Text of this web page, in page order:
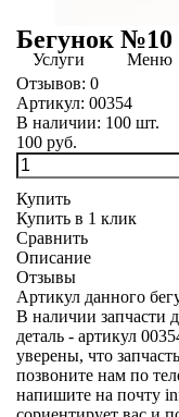
Услуги Меню
Бегунок №10
Отзывов: 0
Артикул: 00354
В наличии: 100 шт.
100 руб.
Купить
Купить в 1 клик
Сравнить
Описание
Отзывы
Артикул данного
В наличии запчасти
деталь - артикул
уверены, что
позвоните нам по
напишите на почту